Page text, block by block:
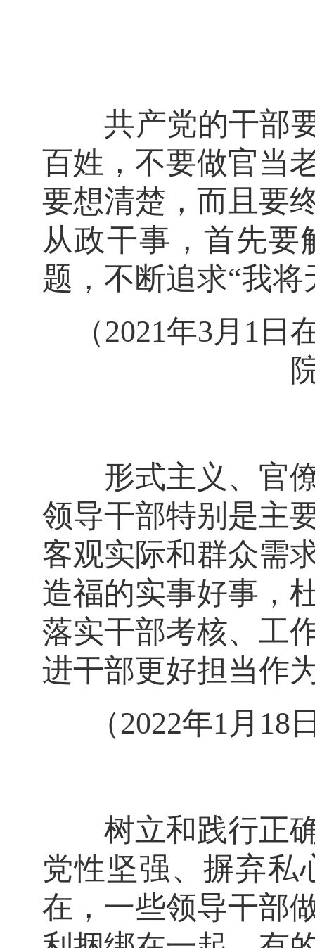
共产党的干部要
百姓，不要做官当
要想清楚，而且要
从政干事，首先要
题，不断追求“我
（2021年3月1
形式主义、官僚
领导干部特别是主
客观实际和群众需
造福的实事好事，
落实干部考核、工
进干部更好担当作
（2022年1月
树立和践行正确
党性坚强、摒弃私
在，一些领导干部